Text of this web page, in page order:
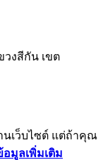
วงสีกัน เขต
นเว็บไซต์ แต่ถ้าคุณ
มูลเพิ่มเติม